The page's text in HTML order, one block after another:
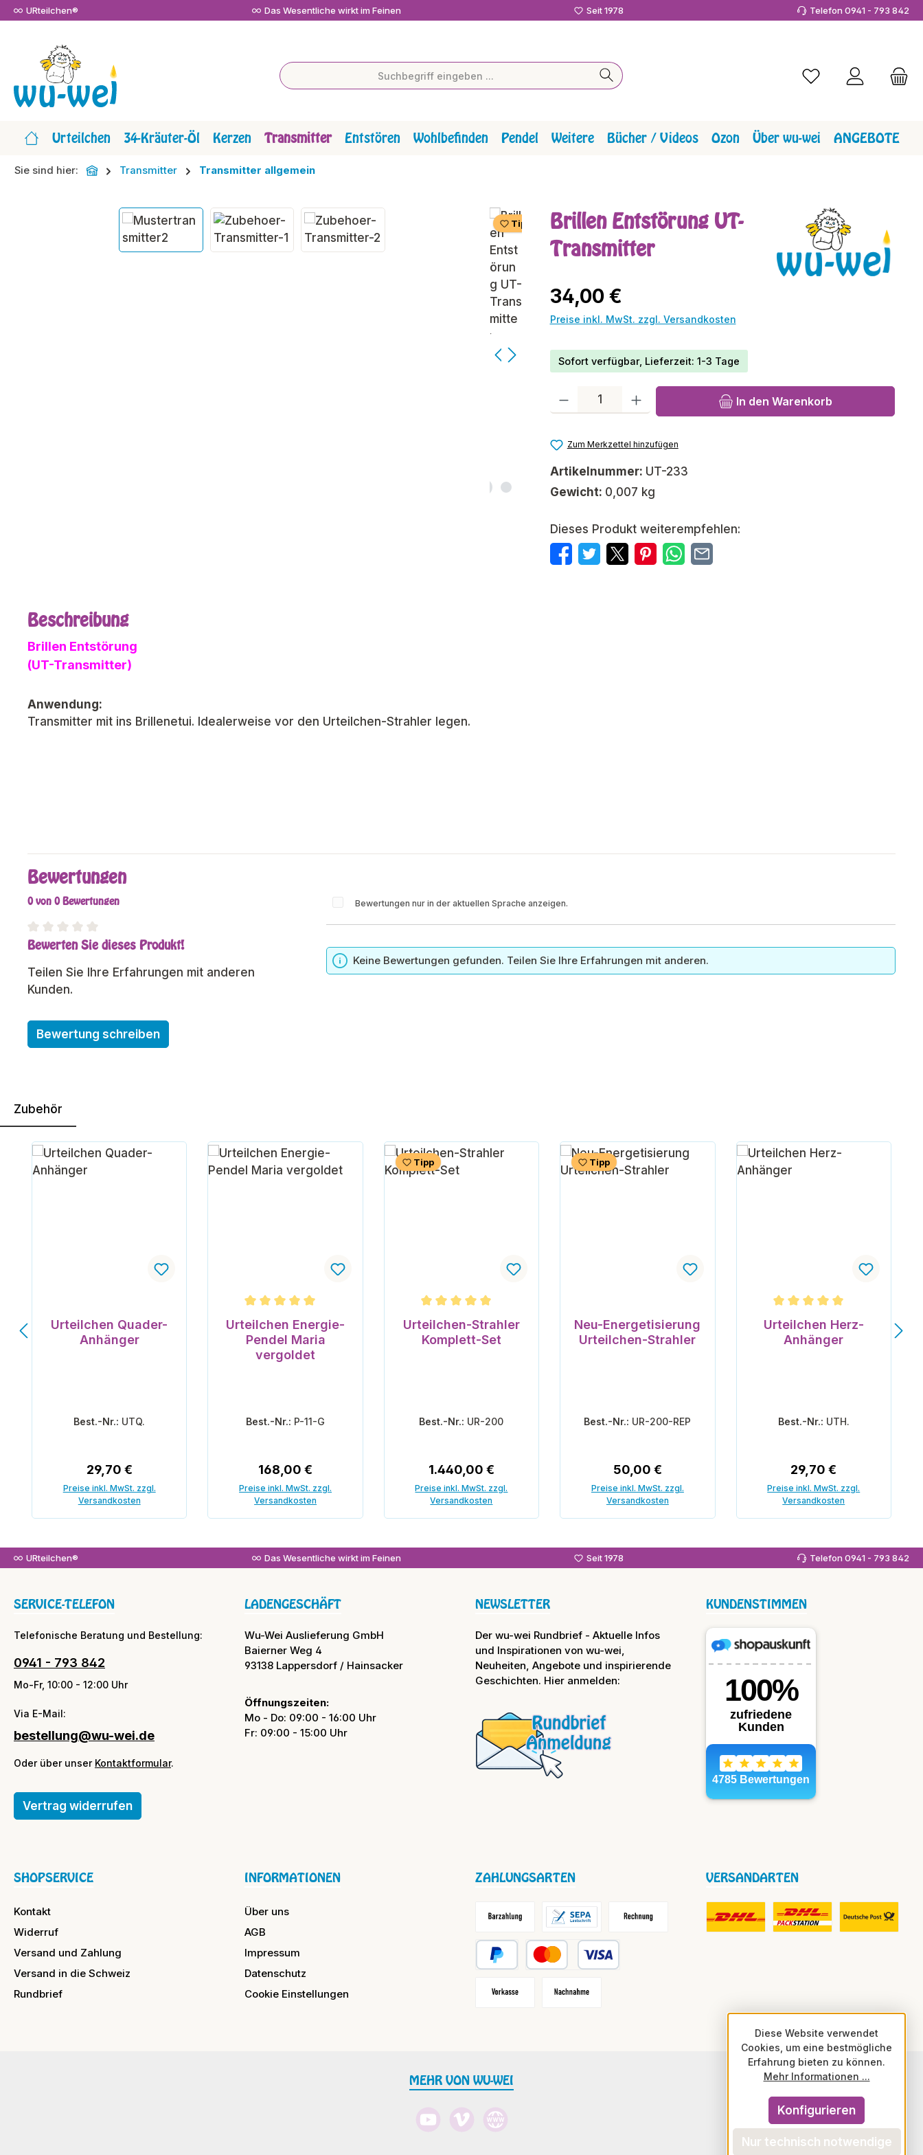
Hauptinhalt springen
Zur Suche springen
Zur Hauptnavigation springen
URteilchen® Das Wesentliche wirkt im Feinen Seit 1978 Telefon 0941 - 793 842
Du hast 0 Produkte
Urteilchen 34-Kräuter-Öl Kerzen Transmitter Entstören Wohlbefinden Pendel Weitere Bücher / Videos Ozon Über wu-wei ANGEBOTE
Sie sind hier: Transmitter Transmitter allgemein
Bildergalerie überspringen
Tipp
Brillen Entstörung UT-
Transmitter
Regulärer Preis:
34,00 €
Preise inkl. MwSt. zzgl. Versandkosten
Sofort verfügbar, Lieferzeit: 1-3 Tage
Produkt Anzahl: Gib den gewünschten Wert ein oder benutze die
In den Warenkorb
Zum Merkzettel hinzufügen
Artikelnummer: UT-233
Gewicht: 0,007 kg
Dieses Produkt weiterempfehlen:
Beschreibung
Brillen Entstörung
(UT-Transmitter)
Anwendung:
Transmitter mit ins Brillenetui. Idealerweise vor den Urteilchen-Strahler legen.
Bewertungen
0 von 0 Bewertungen
Durchschnittliche Bewertung von 0 von 5 Sternen
Bewerten Sie dieses Produkt!
Teilen Sie Ihre Erfahrungen mit anderen
Kunden.
Bewertung schreiben
Bewertungen nur in der aktuellen Sprache anzeigen.
Keine Bewertungen gefunden. Teilen Sie Ihre Erfahrungen mit anderen.
Zubehör
Produktgalerie überspringen
Urteilchen Quader-
Anhänger
Best.-Nr.: UTQ.
Regulärer Preis:
29,70 €
Preise inkl. MwSt. zzgl.
Versandkosten
Durchschnittliche Bewertung von 5 von 5 Sternen
Urteilchen Energie-
Pendel Maria
vergoldet
Best.-Nr.: P-11-G
Regulärer Preis:
168,00 €
Preise inkl. MwSt. zzgl.
Versandkosten
Tipp
Durchschnittliche Bewertung von 5 von 5 Sternen
Urteilchen-Strahler
Komplett-Set
Best.-Nr.: UR-200
Regulärer Preis:
1.440,00 €
Preise inkl. MwSt. zzgl.
Versandkosten
Tipp
Neu-Energetisierung
Urteilchen-Strahler
Best.-Nr.: UR-200-REP
Regulärer Preis:
50,00 €
Preise inkl. MwSt. zzgl.
Versandkosten
Durchschnittliche Bewertung
Urteilchen Herz-
Anhänger
Best.-Nr.: UTH.
Regulärer Preis:
29,70 €
Preise inkl. MwSt. zzgl.
Versandkosten
URteilchen® Das Wesentliche wirkt im Feinen Seit 1978 Telefon 0941 - 793 842
SERVICE-TELEFON
Telefonische Beratung und Bestellung:
0941 - 793 842
Mo-Fr, 10:00 - 12:00 Uhr
Via E-Mail:
bestellung@wu-wei.de
Oder über unser Kontaktformular.
Vertrag widerrufen
SHOPSERVICE
Kontakt
Widerruf
Versand und Zahlung
Versand in die Schweiz
Rundbrief
INFORMATIONEN
Über uns
AGB
Impressum
Datenschutz
Cookie Einstellungen
NEWSLETTER
Der wu-wei Rundbrief - Aktuelle Infos
und Inspirationen von wu-wei,
Neuheiten, Angebote und inspirierende
Geschichten. Hier anmelden:
KUNDENSTIMMEN
LADENGESCHÄFT
Wu-Wei Auslieferung GmbH
Baierner Weg 4
93138 Lappersdorf / Hainsacker
Öffnungszeiten:
Mo - Do: 09:00 - 16:00 Uhr
Fr: 09:00 - 15:00 Uhr
ZAHLUNGSARTEN
Lastschrift Rechnung
Barzahlung / Versandkostenfrei
VERSANDARTEN
MEHR VON WU-WEI
YouTube Vimeo Website
Diese Website verwendet
Cookies, um eine bestmögliche
Erfahrung bieten zu können.
Mehr Informationen ...
Nur technisch notwendige
Konfigurieren